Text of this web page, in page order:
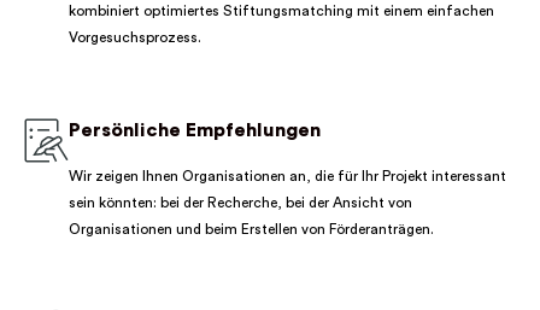
kombiniert optimiertes Stiftungsmatching mit einem einfachen
Vorgesuchsprozess.
Persönliche Empfehlungen
Wir zeigen Ihnen Organisationen an, die für Ihr Projekt interessant
sein könnten: bei der Recherche, bei der Ansicht von
Organisationen und beim Erstellen von Förderanträgen.